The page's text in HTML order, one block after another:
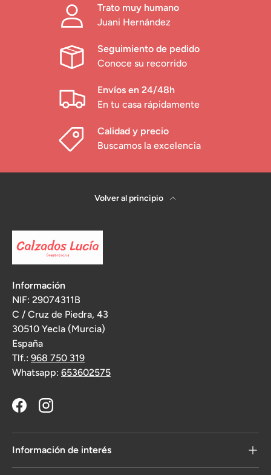
Trato muy humano
Juani Hernández
Seguimiento de pedido
Conoce su recorrido
Envíos en 24/48h
En tu casa rápidamente
Calidad y precio
Buscamos la excelencia
Volver al principio
Información
NIF: 29074311B
C / Cruz de Piedra, 43
30510 Yecla (Murcia)
España
Tlf.: 968 750 319
Whatsapp: 653602575
FacebookInstagram
Información de interés